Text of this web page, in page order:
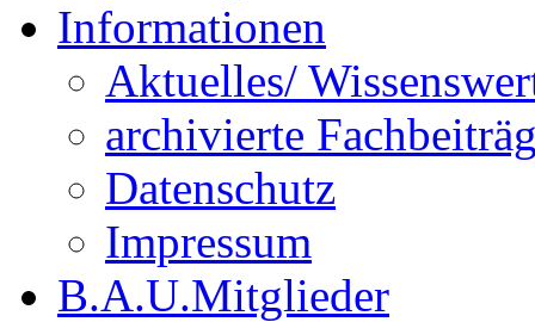
Informationen
Aktuelles/
archivierte
Datenschutz
Impressum
B.A.U.Mitglieder